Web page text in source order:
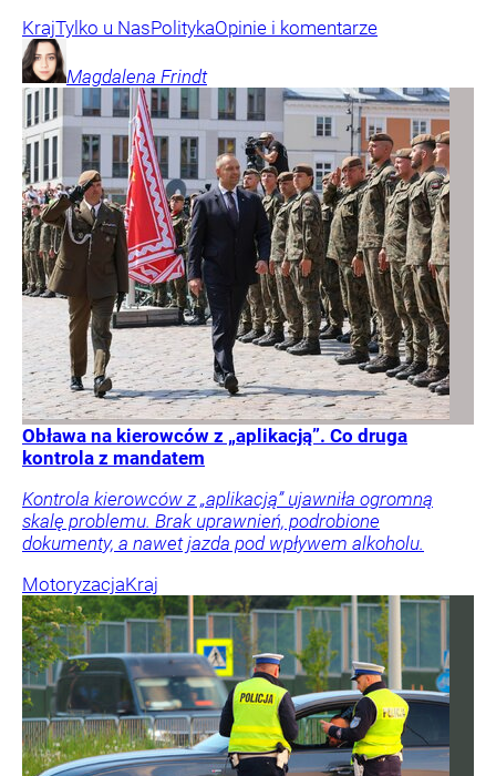
KrajTylko u NasPolitykaOpinie i komentarze
Magdalena Frindt
Obława na kierowców z „aplikacją”. Co druga
kontrola z mandatem
Kontrola kierowców z „aplikacją” ujawniła ogromną
skalę problemu. Brak uprawnień, podrobione
dokumenty, a nawet jazda pod wpływem alkoholu.
MotoryzacjaKraj